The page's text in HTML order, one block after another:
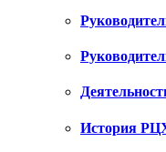
История